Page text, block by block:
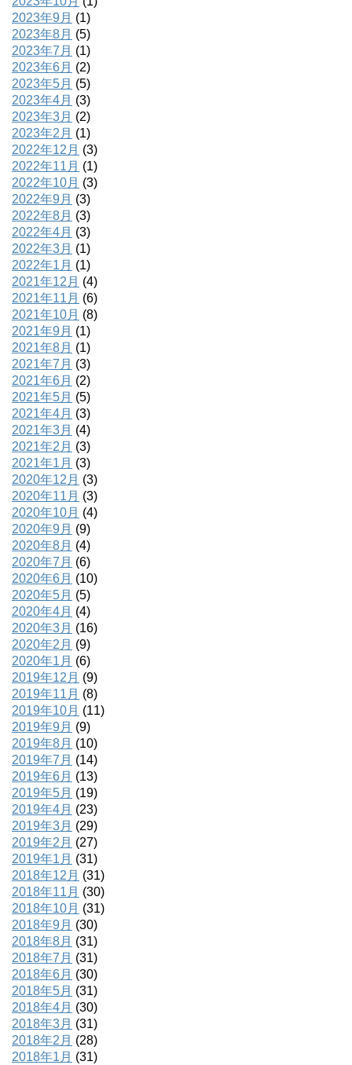
2023年9月 (1)
2023年8月 (5)
2023年7月 (1)
2023年6月 (2)
2023年5月 (5)
2023年4月 (3)
2023年3月 (2)
2023年2月 (1)
2022年12月 (3)
2022年11月 (1)
2022年10月 (3)
2022年9月 (3)
2022年8月 (3)
2022年4月 (3)
2022年3月 (1)
2022年1月 (1)
2021年12月 (4)
2021年11月 (6)
2021年10月 (8)
2021年9月 (1)
2021年8月 (1)
2021年7月 (3)
2021年6月 (2)
2021年5月 (5)
2021年4月 (3)
2021年3月 (4)
2021年2月 (3)
2021年1月 (3)
2020年12月 (3)
2020年11月 (3)
2020年10月 (4)
2020年9月 (9)
2020年8月 (4)
2020年7月 (6)
2020年6月 (10)
2020年5月 (5)
2020年4月 (4)
2020年3月 (16)
2020年2月 (9)
2020年1月 (6)
2019年12月 (9)
2019年11月 (8)
2019年10月 (11)
2019年9月 (9)
2019年8月 (10)
2019年7月 (14)
2019年6月 (13)
2019年5月 (19)
2019年4月 (23)
2019年3月 (29)
2019年2月 (27)
2019年1月 (31)
2018年12月 (31)
2018年11月 (30)
2018年10月 (31)
2018年9月 (30)
2018年8月 (31)
2018年7月 (31)
2018年6月 (30)
2018年5月 (31)
2018年4月 (30)
2018年3月 (31)
2018年2月 (28)
2018年1月 (31)